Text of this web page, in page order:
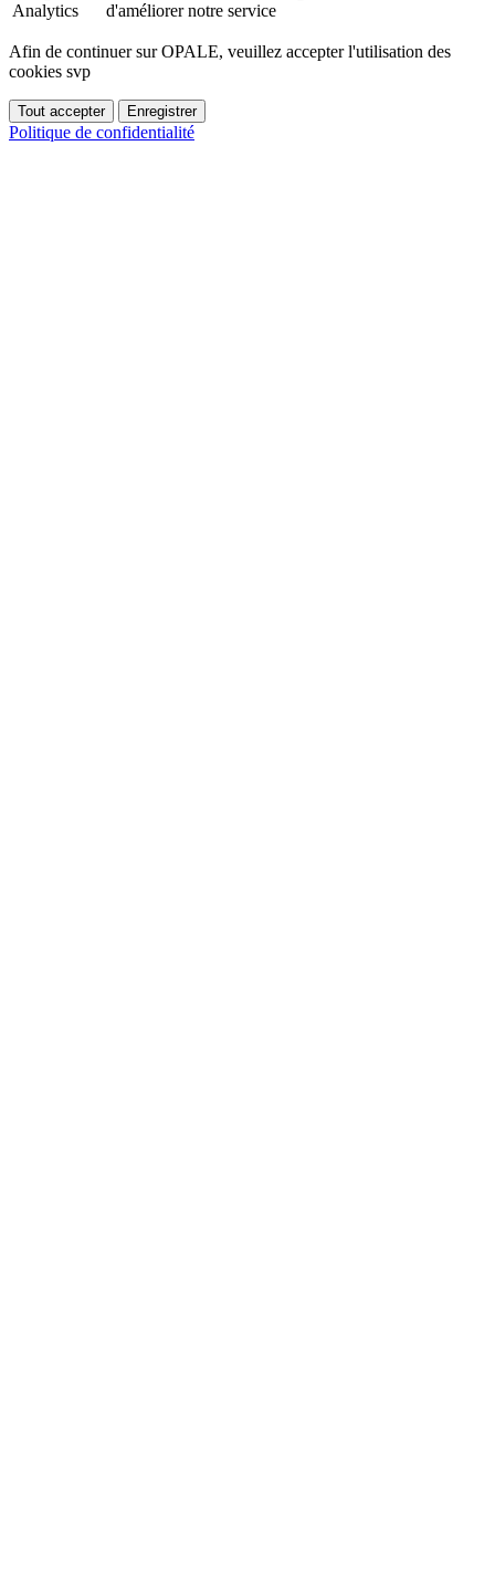
Analytics
d'améliorer notre service
Afin de continuer sur OPALE, veuillez accepter l'utilisation des
cookies svp
Politique de confidentialité